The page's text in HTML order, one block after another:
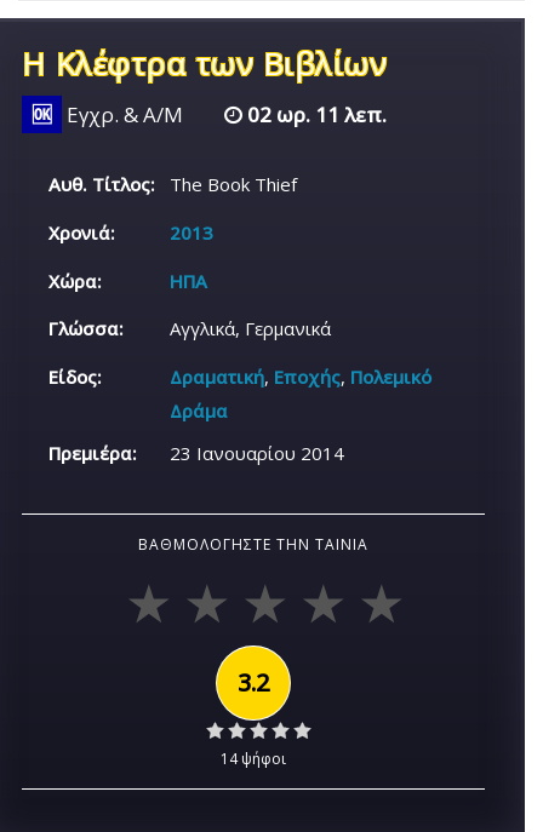
Η Κλέφτρα των Βιβλίων
🆗 Εγχρ. & Α/Μ 02 ωρ. 11 λεπ.
Αυθ. Τίτλος:
The Book Thief
Χρονιά:
2013
Χώρα:
ΗΠΑ
Γλώσσα:
Αγγλικά, Γερμανικά
Είδος:
Δραματική, Εποχής, Πολεμικό
Δράμα
Πρεμιέρα:
23 Ιανουαρίου 2014
ΒΑΘΜΟΛΟΓΉΣΤΕ ΤΗΝ ΤΑΙΝΊΑ
3.2
14 ψήφοι